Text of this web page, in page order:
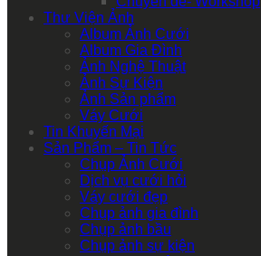
Thư Viện Ảnh
Album Ảnh Cưới
Album Gia Đình
Ảnh Nghệ Thuật
Ảnh Sự Kiện
Ảnh Sản phẩm
Váy Cưới
Tin Khuyến Mại
Sản Phẩm – Tin Tức
Chụp Ảnh Cưới
Dịch vụ cưới hỏi
Váy cưới đẹp
Chụp ảnh gia đình
Chụp ảnh bầu
Chụp ảnh sự kiện